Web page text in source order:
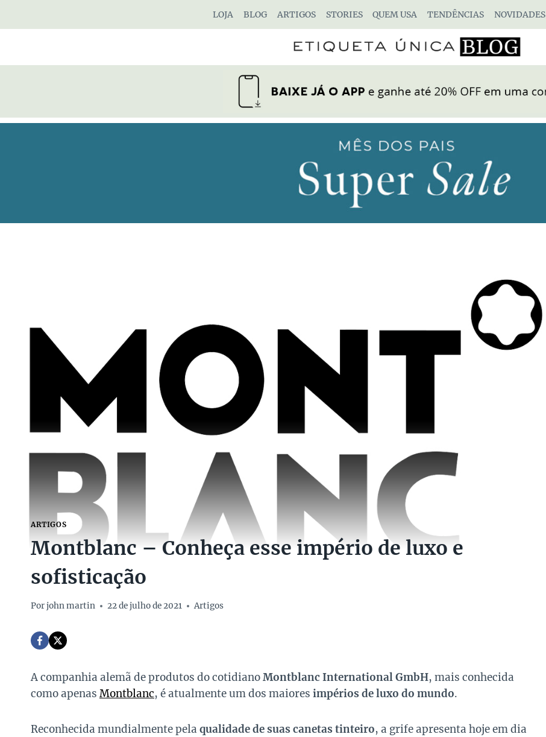
LOJA BLOG ARTIGOS STORIES QUEM USA TENDÊNCIAS NOVIDADES
ARTIGOS
Montblanc – Conheça esse império de luxo e
sofisticação
Porjohn martin 22 de julho de 2021 Artigos
A companhia alemã de produtos do cotidianoMontblanc International GmbH, mais conhecida
como apenas Montblanc, é atualmente um dos maiores impérios de luxo do mundo.
Reconhecida mundialmente pela qualidade de suas canetas tinteiro, a grife apresenta hoje em dia